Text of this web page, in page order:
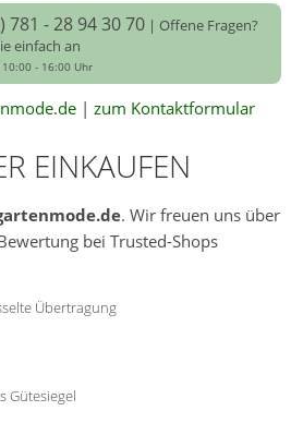
781 - 28 94 30 70 | Offene Fragen?
einfach an
- 16:00 Uhr
| zum Kontaktformular
EINKAUFEN
. Wir freuen uns über
bei Trusted-Shops
Übertragung
Gütesiegel